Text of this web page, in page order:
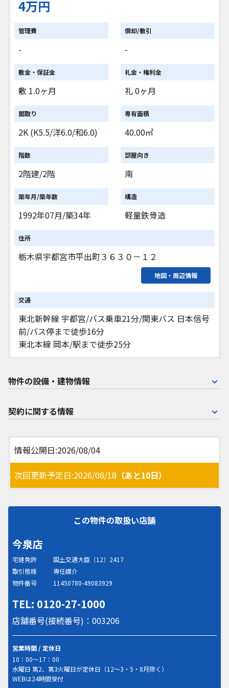
4万円
管理費
-
償却/敷引
-
敷金・保証金
敷 1.0ヶ月
礼金・権利金
礼 0ヶ月
間取り
2K (K5.5/洋6.0/和6.0)
専有面積
40.00㎡
階数
2階建/2階
部屋向き
南
築年月/築年数
1992年07月/築34年
構造
軽量鉄骨造
住所
栃木県宇都宮市平出町３６３０－１２
地図・周辺情報
交通
東北新幹線 宇都宮/バス乗車21分/関東バス 日本信号
前/バス停まで徒歩16分
東北本線 岡本/駅まで徒歩25分
物件の設備・建物情報
契約に関する情報
情報公開日:2026/08/04
次回更新予定日:2026/08/18 （あと10日）
この物件の取扱い店舗
今泉店
宅建免許
国土交通大臣（12）2417
取引態様
専任媒介
物件番号
11450780-49083929
TEL: 0120-27-1000
店舗番号(接続番号)：003206
営業時間 / 定休日
10：00～17：00
水曜日 第2、第3火曜日が定休日（12～3・5・8月除く）
WEBは24時間受付